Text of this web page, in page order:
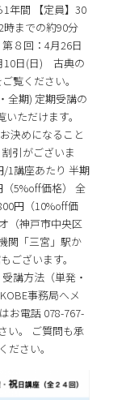
年間 【定員】30
時までの約90分
８回：4月26日
10日(日) 古典の
覧ください。
全期) 定期受講の
ただけます。
決めになること
引がございま
/1講座あたり 半期
5%off価格） 全
円（10%off価
（神戸市中央区
関「三宮」駅か
ございます。
講方法（単発・
事務局へメ
お電話 078-767-
い。 ご質問も承
ださい。